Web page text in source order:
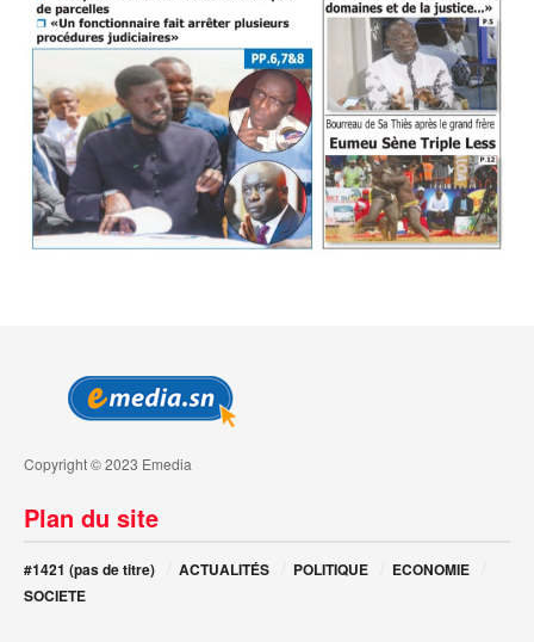
Copyright © 2023 Emedia
Plan du site
#1421 (pas de titre) ACTUALITÉS POLITIQUE
ECONOMIE
SOCIETE